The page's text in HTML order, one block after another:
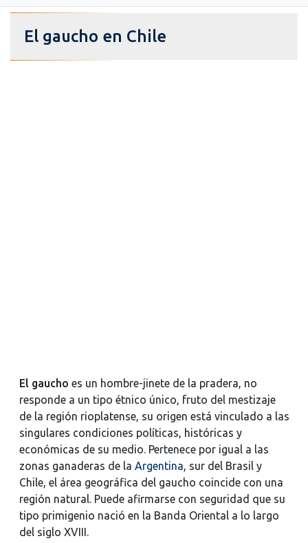
El gaucho en Chile
El gaucho es un hombre-jinete de la pradera, no
responde a un tipo étnico único, fruto del mestizaje
de la región rioplatense, su origen está vinculado a las
singulares condiciones políticas, históricas y
económicas de su medio. Pertenece por igual a las
zonas ganaderas de la Argentina, sur del Brasil y
Chile, el área geográfica del gaucho coincide con una
región natural. Puede afirmarse con seguridad que su
tipo primigenio nació en la Banda Oriental a lo largo
del siglo XVIII.